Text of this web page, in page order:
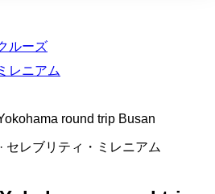
ルーズ
レニアム
round trip Busan
· セレブリティ・ミレニアム